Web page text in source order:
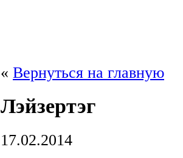
« Вернуться на главную
Лэйзертэг
17.02.2014